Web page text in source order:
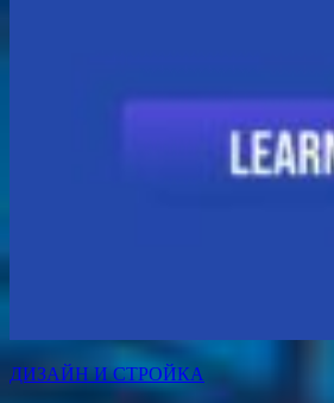
ДИЗАЙН И СТРОЙКА